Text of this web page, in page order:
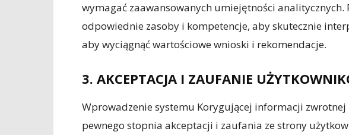
wymagać zaawansowanych umiejętności analitycznych.
odpowiednie zasoby i kompetencje, aby skutecznie
aby wyciągnąć wartościowe wnioski i rekomendacje.
3. AKCEPTACJA I ZAUFANIE
Wprowadzenie systemu Korygującej informacji zwrotnej
pewnego stopnia akceptacji i zaufania ze strony